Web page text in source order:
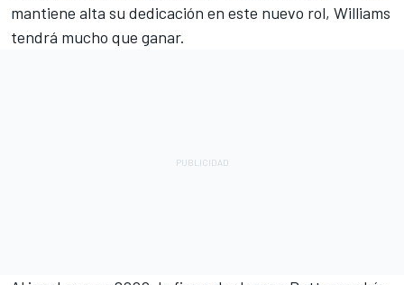
mantiene alta su dedicación en este nuevo rol, Williams
tendrá mucho que ganar.